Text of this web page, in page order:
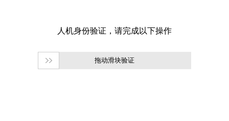
拖动滑块验证